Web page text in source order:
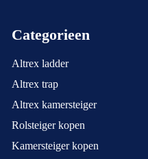
Categorieen
Altrex ladder
Altrex trap
Altrex kamersteiger
Rolsteiger kopen
Kamersteiger kopen